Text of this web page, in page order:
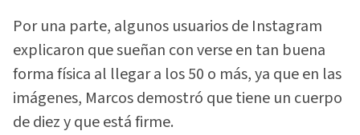
Por una parte, algunos usuarios de Instagram
explicaron que sueñan con verse en tan buena
forma física al llegar a los 50 o más, ya que en las
imágenes, Marcos demostró que tiene un cuerpo
de diez y que está firme.